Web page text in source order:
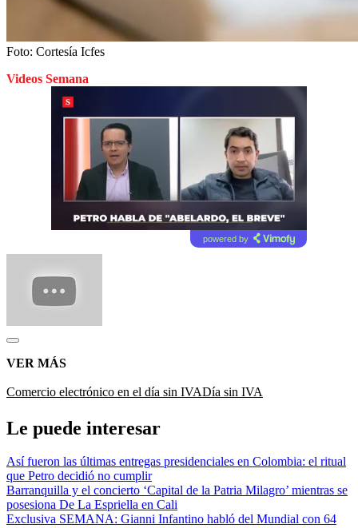
Foto: Cortesía Icfes
Videos Semana
powered by
VER MÁS
Comercio electrónico en el día sin IVADía sin IVA
Le puede interesar
Así fueron las últimas entregas presidenciales en Colombia: el ritual
que Petro decidió no cumplir
Barranquilla y el concierto ‘Capital de la Patria Milagro’ mientras se
posesiona De La Espriella en Cali
Exclusiva SEMANA: Gianni Infantino habló del Mundial con 64